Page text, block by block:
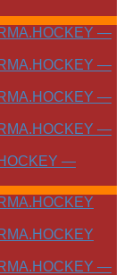
—
—
—
—
—
—